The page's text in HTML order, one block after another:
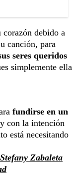
debido a
canción, para
seres queridos
simplemente ella
fundirse en un
con la intención
está necesitando
Zabaleta